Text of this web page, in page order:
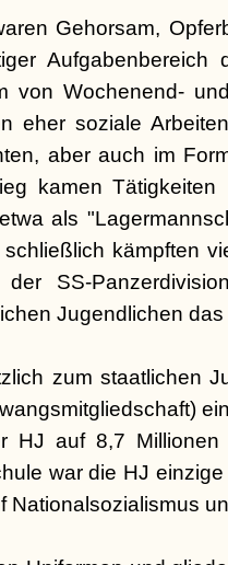
Gehorsam,
von Wochenend-
eher soziale
aber auch im
kamen
als
kämpften
SS-
Jugendlichen
zum staatlichen
HJ auf 8,7 Millionen
war die HJ
Nationalsozialismus